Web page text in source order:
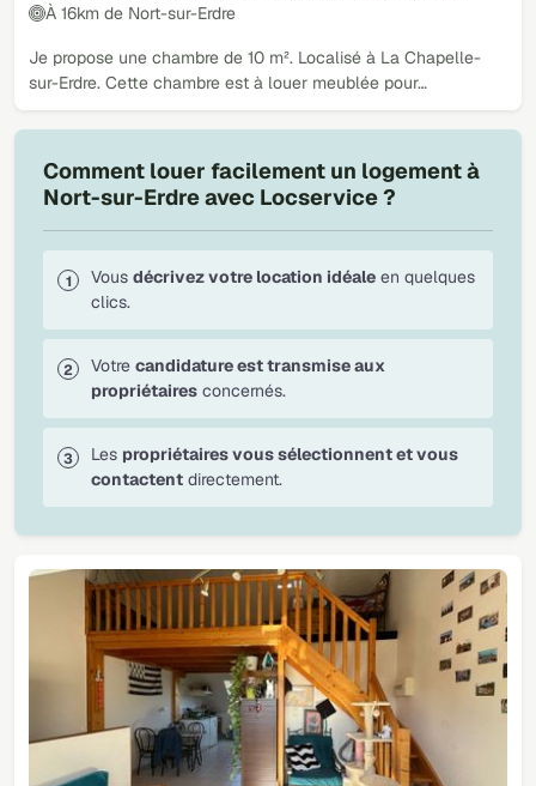
À 16km de Nort-sur-Erdre
Je propose une chambre de 10 m². Localisé à La Chapelle-
sur-Erdre. Cette chambre est à louer meublée pour…
Comment louer facilement un logement à
Nort-sur-Erdre avec Locservice ?
Vous décrivez votre location idéale en quelques
clics.
Votre candidature est transmise aux
propriétaires concernés.
Les propriétaires vous sélectionnent et vous
contactent directement.